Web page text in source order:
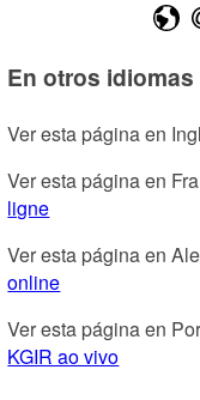
En otros idiomas
Ver esta página en
Ver esta página en
ligne
Ver esta página en
online
Ver esta página en
KGIR ao vivo